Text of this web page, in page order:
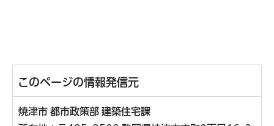
このページの情報発信元
焼津市 都市政策部 建築住宅課